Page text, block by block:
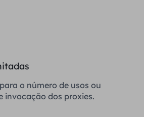
o número de usos ou
invocação dos proxies.